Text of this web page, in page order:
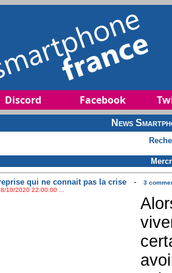
Discord Facebook
News
qui ne connait pas la crise -
3
10/2020 22:00:00 ...